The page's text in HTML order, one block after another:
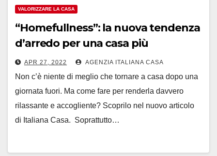
VALORIZZARE LA CASA
“Homefullness”: la nuova tendenza
d’arredo per una casa più
rilassante
APR 27, 2022 AGENZIA ITALIANA CASA
Non c’è niente di meglio che tornare a casa dopo una
giornata fuori. Ma come fare per renderla davvero
rilassante e accogliente? Scoprilo nel nuovo articolo
di Italiana Casa. Soprattutto…